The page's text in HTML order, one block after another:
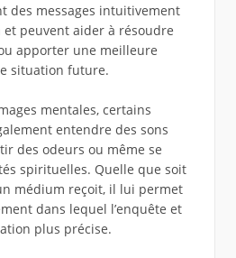
des messages intuitivement
peuvent aider à résoudre
apporter une meilleure
situation future.
mentales, certains
entendre des sons
des odeurs ou même se
spirituelles. Quelle que soit
médium reçoit, il lui permet
dans lequel l’enquête et
plus précise.